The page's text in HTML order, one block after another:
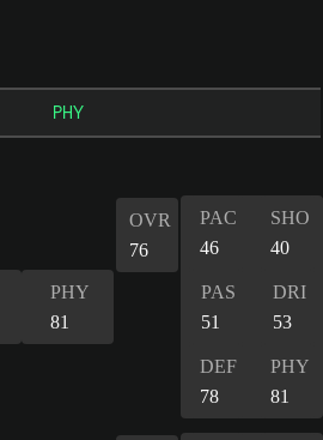
PHY
PHY
81
OVR
76
PAC
46
SHO
40
PAS
51
DRI
53
DEF
78
PHY
81